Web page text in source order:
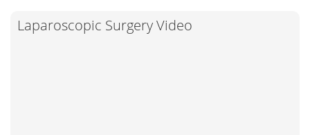
Laparoscopic Surgery Video